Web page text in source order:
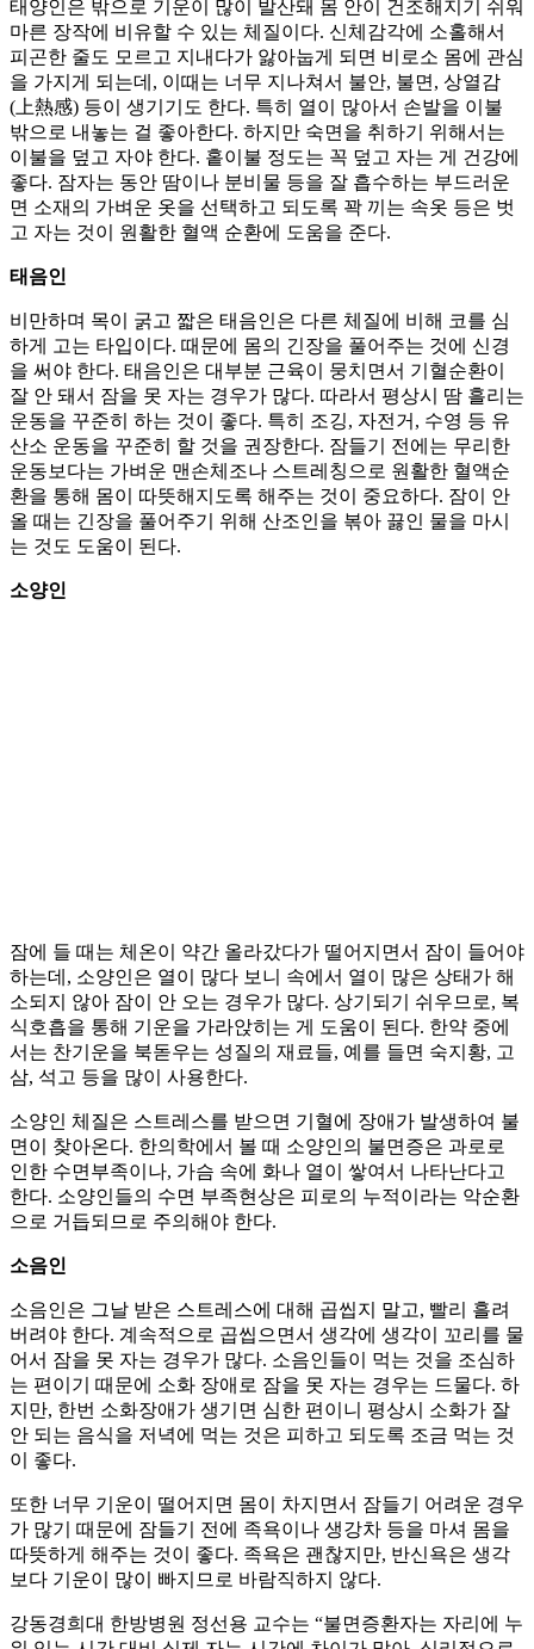
태양인은 밖으로 기운이 많이 발산돼 몸 안이 건조해지기 쉬워
마른 장작에 비유할 수 있는 체질이다. 신체감각에 소홀해서
피곤한 줄도 모르고 지내다가 앓아눕게 되면 비로소 몸에 관심
을 가지게 되는데, 이때는 너무 지나쳐서 불안, 불면, 상열감
(上熱感) 등이 생기기도 한다. 특히 열이 많아서 손발을 이불
밖으로 내놓는 걸 좋아한다. 하지만 숙면을 취하기 위해서는
이불을 덮고 자야 한다. 홑이불 정도는 꼭 덮고 자는 게 건강에
좋다. 잠자는 동안 땀이나 분비물 등을 잘 흡수하는 부드러운
면 소재의 가벼운 옷을 선택하고 되도록 꽉 끼는 속옷 등은 벗
고 자는 것이 원활한 혈액 순환에 도움을 준다.
태음인
비만하며 목이 굵고 짧은 태음인은 다른 체질에 비해 코를 심
하게 고는 타입이다. 때문에 몸의 긴장을 풀어주는 것에 신경
을 써야 한다. 태음인은 대부분 근육이 뭉치면서 기혈순환이
잘 안 돼서 잠을 못 자는 경우가 많다. 따라서 평상시 땀 흘리는
운동을 꾸준히 하는 것이 좋다. 특히 조깅, 자전거, 수영 등 유
산소 운동을 꾸준히 할 것을 권장한다. 잠들기 전에는 무리한
운동보다는 가벼운 맨손체조나 스트레칭으로 원활한 혈액순
환을 통해 몸이 따뜻해지도록 해주는 것이 중요하다. 잠이 안
올 때는 긴장을 풀어주기 위해 산조인을 볶아 끓인 물을 마시
는 것도 도움이 된다.
소양인
잠에 들 때는 체온이 약간 올라갔다가 떨어지면서 잠이 들어야
하는데, 소양인은 열이 많다 보니 속에서 열이 많은 상태가 해
소되지 않아 잠이 안 오는 경우가 많다. 상기되기 쉬우므로, 복
식호흡을 통해 기운을 가라앉히는 게 도움이 된다. 한약 중에
서는 찬기운을 북돋우는 성질의 재료들, 예를 들면 숙지황, 고
삼, 석고 등을 많이 사용한다.
소양인 체질은 스트레스를 받으면 기혈에 장애가 발생하여 불
면이 찾아온다. 한의학에서 볼 때 소양인의 불면증은 과로로
인한 수면부족이나, 가슴 속에 화나 열이 쌓여서 나타난다고
한다. 소양인들의 수면 부족현상은 피로의 누적이라는 악순환
으로 거듭되므로 주의해야 한다.
소음인
소음인은 그날 받은 스트레스에 대해 곱씹지 말고, 빨리 흘려
버려야 한다. 계속적으로 곱씹으면서 생각에 생각이 꼬리를 물
어서 잠을 못 자는 경우가 많다. 소음인들이 먹는 것을 조심하
는 편이기 때문에 소화 장애로 잠을 못 자는 경우는 드물다. 하
지만, 한번 소화장애가 생기면 심한 편이니 평상시 소화가 잘
안 되는 음식을 저녁에 먹는 것은 피하고 되도록 조금 먹는 것
이 좋다.
또한 너무 기운이 떨어지면 몸이 차지면서 잠들기 어려운 경우
가 많기 때문에 잠들기 전에 족욕이나 생강차 등을 마셔 몸을
따뜻하게 해주는 것이 좋다. 족욕은 괜찮지만, 반신욕은 생각
보다 기운이 많이 빠지므로 바람직하지 않다.
강동경희대 한방병원 정선용 교수는 “불면증환자는 자리에 누